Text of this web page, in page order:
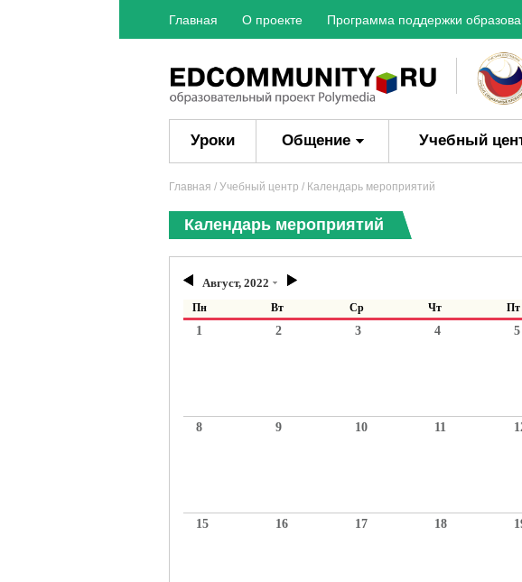
Главная О проекте Программа поддержки
Уроки Общение Учебный
Главная / Учебный центр / Календарь мероприятий
Календарь мероприятий
Август, 2022
Пн Вт Ср Чт Пт
1 2 3 4 5
8 9 10 11
15 16 17 18